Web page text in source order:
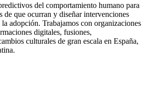
del comportamiento humano para
de que ocurran y diseñar intervenciones
la adopción. Trabajamos con organizaciones
digitales, fusiones,
culturales de gran escala en España,